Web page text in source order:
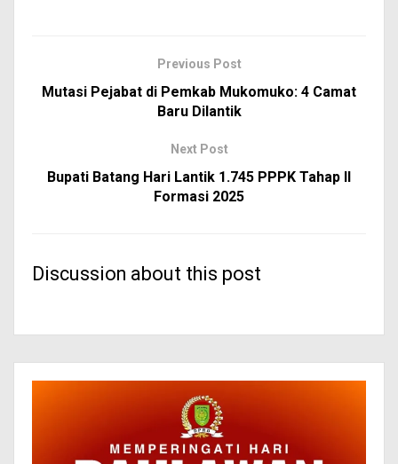
Previous Post
Mutasi Pejabat di Pemkab Mukomuko: 4 Camat
Baru Dilantik
Next Post
Bupati Batang Hari Lantik 1.745 PPPK Tahap II
Formasi 2025
Discussion about this post